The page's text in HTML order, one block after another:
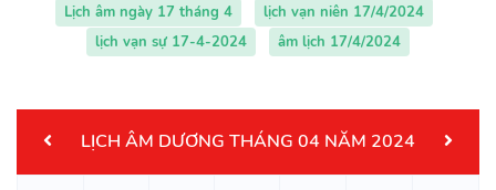
Lịch âm ngày 17 tháng 4
lịch vạn niên 17/4/2024
lịch vạn sự 17-4-2024
âm lịch 17/4/2024
LỊCH ÂM DƯƠNG THÁNG 04 NĂM 2024